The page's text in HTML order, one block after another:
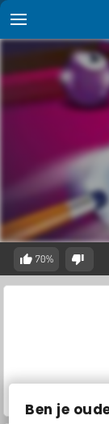
Ben je
70%
VegaMix Da